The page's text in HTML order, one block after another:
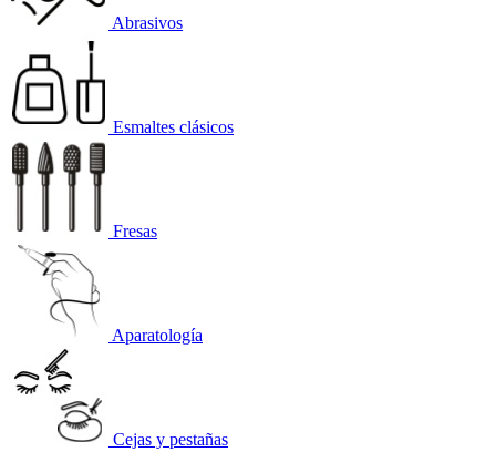
Abrasivos
Esmaltes clásicos
Fresas
Aparatología
Cejas y pestañas